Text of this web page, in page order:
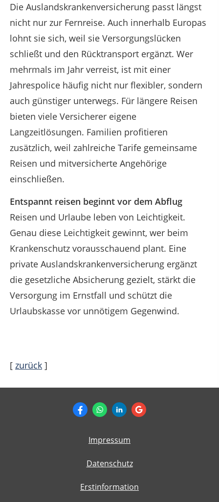
Die Auslandskrankenversicherung passt längst
nicht nur zur Fernreise. Auch innerhalb Europas
lohnt sie sich, weil sie Versorgungslücken
schließt und den Rücktransport ergänzt. Wer
mehrmals im Jahr verreist, ist mit einer
Jahrespolice häufig nicht nur flexibler, sondern
auch günstiger unterwegs. Für längere Reisen
bieten viele Versicherer eigene
Langzeitlösungen. Familien profitieren
zusätzlich, weil zahlreiche Tarife gemeinsame
Reisen und mitversicherte Angehörige
einschließen.
Entspannt reisen beginnt vor dem Abflug
Reisen und Urlaube leben von Leichtigkeit.
Genau diese Leichtigkeit gewinnt, wer beim
Krankenschutz vorausschauend plant. Eine
private Auslandskrankenversicherung ergänzt
die gesetzliche Absicherung gezielt, stärkt die
Versorgung im Ernstfall und schützt die
Urlaubskasse vor unnötigem Gegenwind.
[ zurück ]
Impressum
Datenschutz
Erstinformation